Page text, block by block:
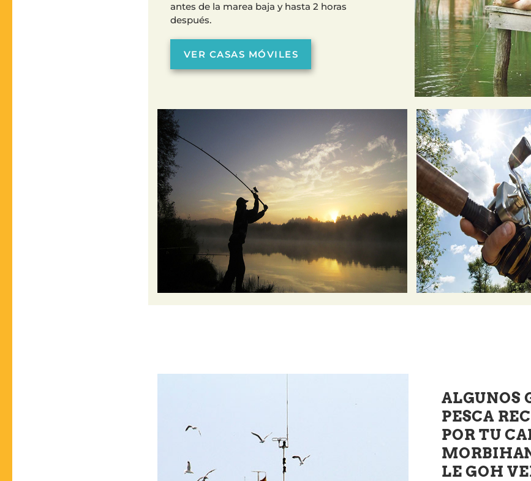
antes de la marea baja y hasta 2 horas
después.
VER CASAS MÓVILES
ALGUNOS
PESCA
POR TU
LE GOH